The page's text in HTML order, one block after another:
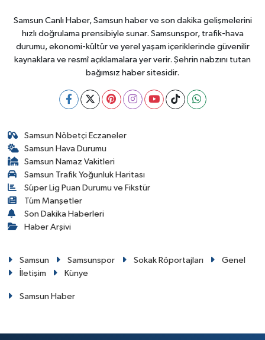
Samsun Canlı Haber, Samsun haber ve son dakika gelişmelerini
hızlı doğrulama prensibiyle sunar. Samsunspor, trafik-hava
durumu, ekonomi-kültür ve yerel yaşam içeriklerinde güvenilir
kaynaklara ve resmî açıklamalara yer verir. Şehrin nabzını tutan
bağımsız haber sitesidir.
Samsun Nöbetçi Eczaneler
Samsun Hava Durumu
Samsun Namaz Vakitleri
Samsun Trafik Yoğunluk Haritası
Süper Lig Puan Durumu ve Fikstür
Tüm Manşetler
Son Dakika Haberleri
Haber Arşivi
Samsun Samsunspor Sokak Röportajları
Genel
İletişim
Künye
Samsun Haber